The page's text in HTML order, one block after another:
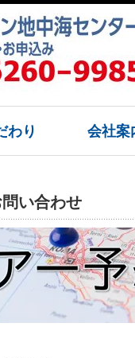
わり 会社案
い合わせ